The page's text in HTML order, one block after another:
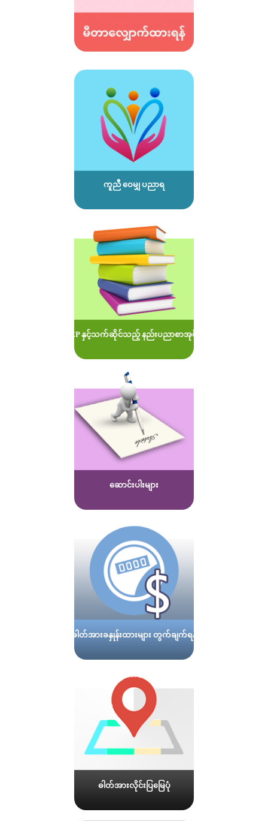
ကူညီ ဝေမျှ ပညာရ
MOEP နှင့်သက်ဆိုင်သည့် နည်းပညာစာအုပ်များ
ဆောင်းပါးများ
ဓါတ်အားခနှုန်းထားများ တွက်ချက်ရန်
ဓါတ်အားလိုင်းပြမြေပုံ